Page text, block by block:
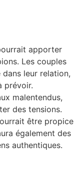
apporter
Les couples
leur relation,
prévoir.
malentendus,
des tensions.
être propice
également des
authentiques.